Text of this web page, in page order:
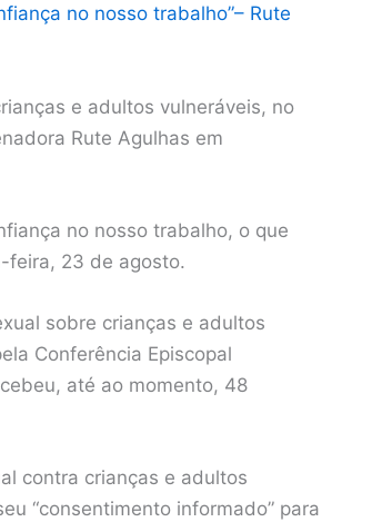
no nosso trabalho”– Rute
e adultos vulneráveis, no
Rute Agulhas em
no nosso trabalho, o que
feira, 23 de agosto.
sobre crianças e adultos
Conferência Episcopal
até ao momento, 48
contra crianças e adultos
“consentimento informado” para